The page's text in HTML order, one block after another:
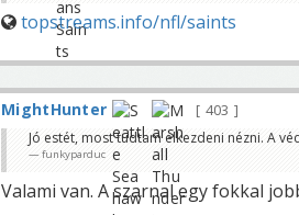
topstreams.info/nfl/saints
MightHunter
403
Jó estét, most tudtam elkezdeni nézni. A
funkyparduc
Valami van. A szarnal egy fokkal